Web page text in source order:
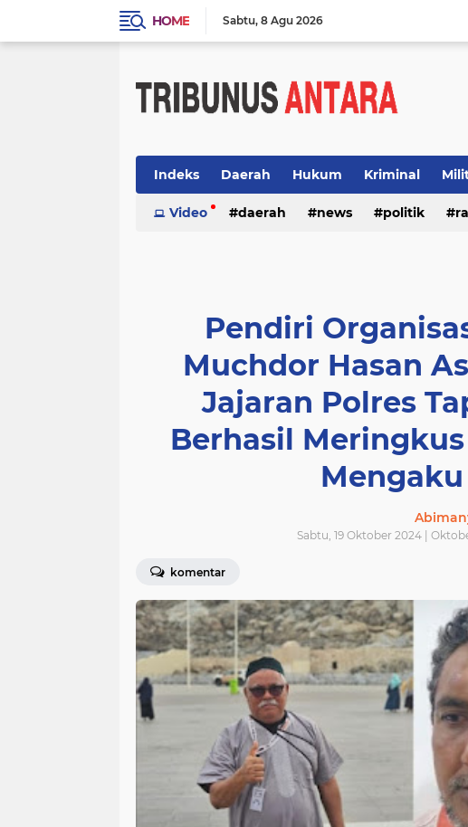
HOME Sabtu 8 Agu 2026
Indeks Daerah Hukum Kriminal
Video daerah news politik
Pendiri
Muchdor Hasan
Jajaran Polres
Berhasil
Sabtu, 19 Oktober 2024 |
komentar